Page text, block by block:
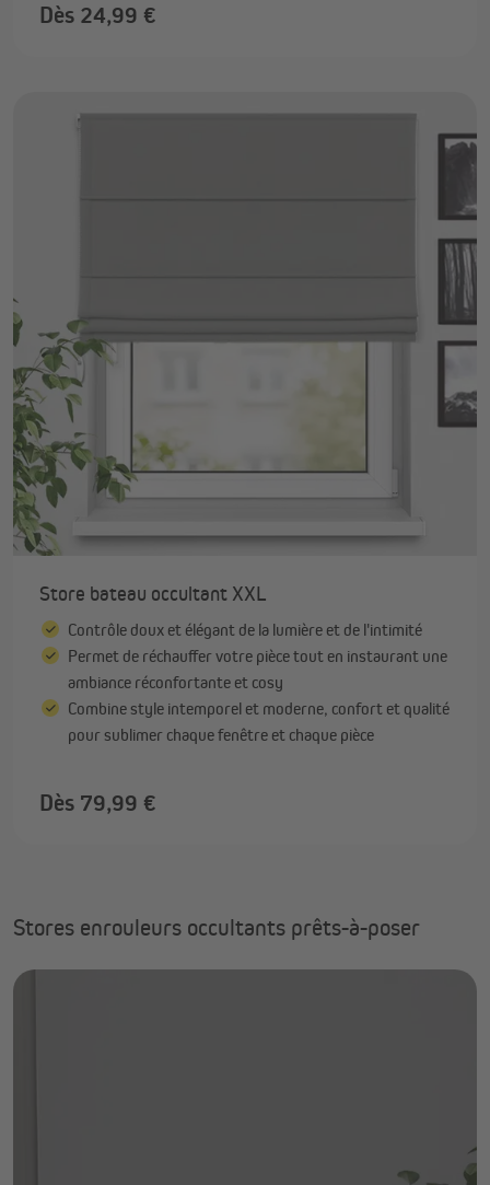
Dès 24,99 €
Store bateau occultant XXL
Contrôle doux et élégant de la lumière et de l'intimité
Permet de réchauffer votre pièce tout en instaurant une
ambiance réconfortante et cosy
Combine style intemporel et moderne, confort et qualité
pour sublimer chaque fenêtre et chaque pièce
Dès 79,99 €
Stores enrouleurs occultants prêts-à-poser